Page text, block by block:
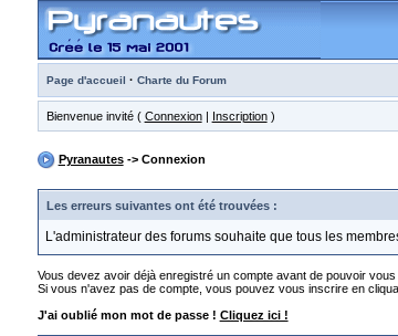
Page d'accueil · Charte du Forum
Bienvenue invité ( Connexion| Inscription)
Pyranautes-> Connexion
Les erreurs suivantes ont été trouvées :
L'administrateur des forums souhaite que tous les
Vous devez avoir déjà enregistré un compte avant de pouvoir vous
Si vous n'avez pas de compte, vous pouvez vous inscrire en
J'ai oublié mon mot de passe ! Cliquez ici !